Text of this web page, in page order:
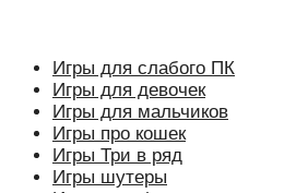
Игры для слабого ПК
Игры для девочек
Игры для мальчиков
Игры про кошек
Игры Три в ряд
Игры шутеры